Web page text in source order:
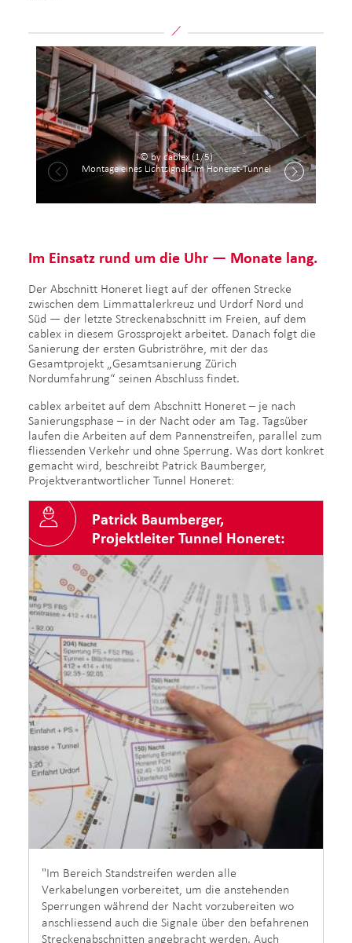
© by cablex (1/5)
Montage eines Lichtsignals im Honeret-Tunnel
Im Einsatz rund um die Uhr — Monate lang.
Der Abschnitt Honeret liegt auf der offenen Strecke
zwischen dem Limmattalerkreuz und Urdorf Nord und
Süd — der letzte Streckenabschnitt im Freien, auf dem
cablex in diesem Grossprojekt arbeitet. Danach folgt die
Sanierung der ersten Gubriströhre, mit der das
Gesamtprojekt „Gesamtsanierung Zürich
Nordumfahrung“ seinen Abschluss findet.
cablex arbeitet auf dem Abschnitt Honeret – je nach
Sanierungsphase – in der Nacht oder am Tag. Tagsüber
laufen die Arbeiten auf dem Pannenstreifen, parallel zum
fliessenden Verkehr und ohne Sperrung. Was dort konkret
gemacht wird, beschreibt Patrick Baumberger,
Projektverantwortlicher Tunnel Honeret:
Patrick Baumberger,
Projektleiter Tunnel Honeret:
"Im Bereich Standstreifen werden alle
Verkabelungen vorbereitet, um die anstehenden
Sperrungen während der Nacht vorzubereiten wo
anschliessend auch die Signale über den befahrenen
Streckenabschnitten angebracht werden. Auch